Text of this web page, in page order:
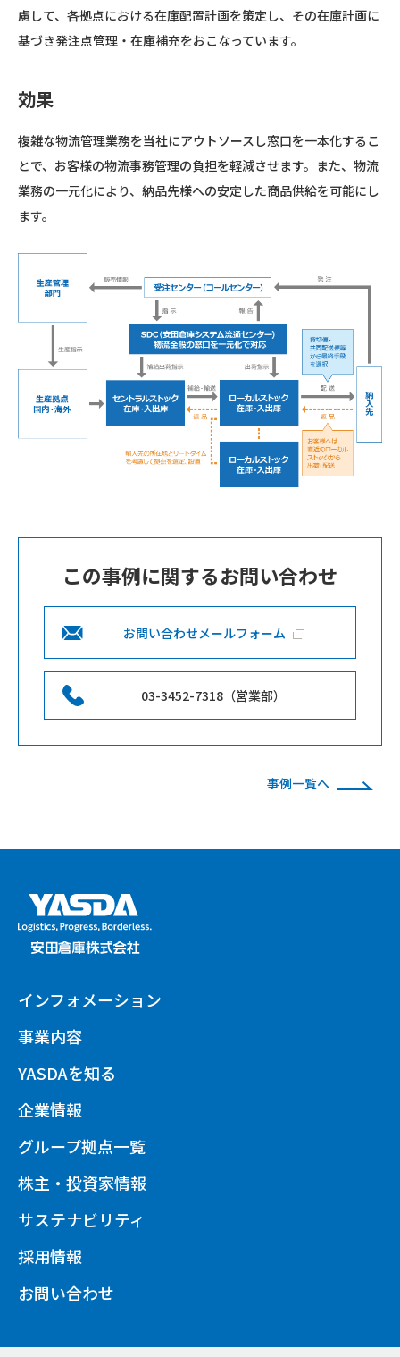
慮して、各拠点における在庫配置計画を策定し、その在庫計画に
基づき発注点管理・在庫補充をおこなっています。
効果
複雑な物流管理業務を当社にアウトソースし窓口を一本化するこ
とで、お客様の物流事務管理の負担を軽減させます。また、物流
業務の一元化により、納品先様への安定した商品供給を可能にし
ます。
この事例に関するお問い合わせ
お問い合わせメールフォーム
03-3452-7318（営業部）
事例一覧へ
インフォメーション
事業内容
YASDAを知る
企業情報
グループ拠点一覧
株主・投資家情報
サステナビリティ
採用情報
お問い合わせ